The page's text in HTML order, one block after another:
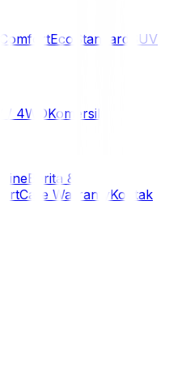
ComfortEco Standard
SUV
/ 4WDKomersil
Berita &
WarrantyKontak